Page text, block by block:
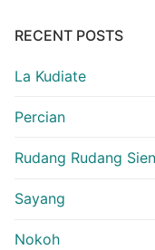
RECENT POSTS
La Kudiate
Percian
Rudang Rudang
Sayang
Nokoh